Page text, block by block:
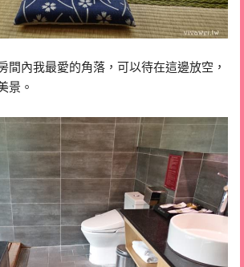
間內我最愛的角落，可以待在這邊放空，
景。